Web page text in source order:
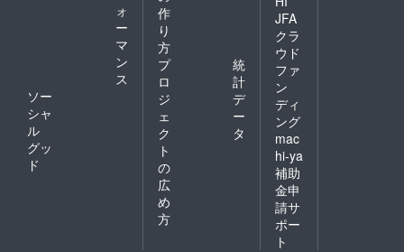
ォ
ー
マ
ン
ス
ソー
シャ
ル
グッ
ド
作
り
方
プ
ロ
ジ
ェ
ク
ト
の
広
め
方
統
計
デ
ー
タ
JFA
クラ
ウド
ファ
ン
ディ
ング
mac
hi-ya
補助
金申
請サ
ポー
ト